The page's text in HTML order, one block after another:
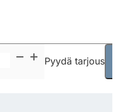
Pyydä tarjous